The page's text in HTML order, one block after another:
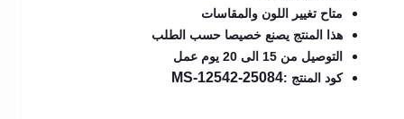
متاح تغيير اللون والمقاسات
هذا المنتج يصنع خصيصا حسب الطلب
التوصيل من 15 الى 20 يوم عمل
كود المنتج :MS-12542-25084